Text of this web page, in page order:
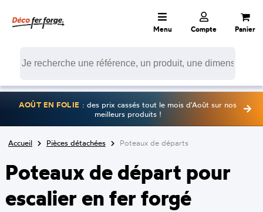
Menu Compte Panier
AOÛT EN FOLIE : des prix cassés tout le mois d'Août sur nos
meilleurs produits !
Accueil Pièces détachées Poteaux de départs
Poteaux de départ pour
escalier en fer forgé